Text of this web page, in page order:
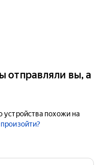
отправляли вы, а
устройства похожи на